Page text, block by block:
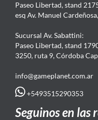
Paseo Libertad, stand
esq Av. Manuel
Sucursal Av. Sabattini:
Paseo Libertad, stand
3250, ruta 9, Córdoba
info@gameplanet.com.ar
+5493515290353
Seguinos en las